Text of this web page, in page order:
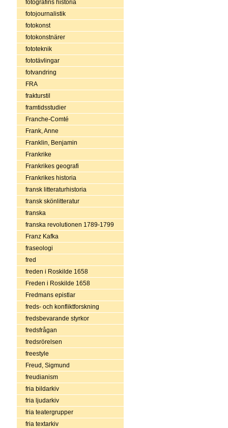
fotografins historia
fotojournalistik
fotokonst
fotokonstnärer
fototeknik
fototävlingar
fotvandring
FRA
frakturstil
framtidsstudier
Franche-Comté
Frank, Anne
Franklin, Benjamin
Frankrike
Frankrikes geografi
Frankrikes historia
fransk litteraturhistoria
fransk skönlitteratur
franska
franska revolutionen 1789-1799
Franz Kafka
fraseologi
fred
freden i Roskilde 1658
Freden i Roskilde 1658
Fredmans epistlar
freds- och konfliktforskning
fredsbevarande styrkor
fredsfrågan
fredsrörelsen
freestyle
Freud, Sigmund
freudianism
fria bildarkiv
fria ljudarkiv
fria teatergrupper
fria textarkiv